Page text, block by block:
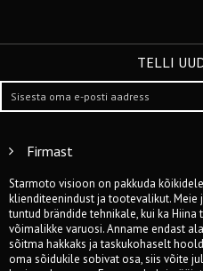
TELLI
Firmast
Starmoto visioon on pakkuda
klienditeenindust ja tootevalikut. Meie
tuntud brändide tehnikale, kui ka
võimalikke varuosi. Anname endast
sõitma hakkaks ja taskukohaselt
oma sõidukile sobivat osa, siis võite